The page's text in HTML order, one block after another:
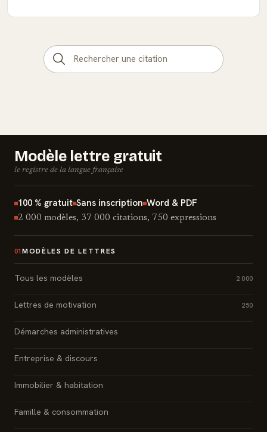
Modèle lettre gratuit
le registre de la langue française
100 % gratuit Sans inscription Word & PDF
2 000 modèles, 37 000 citations, 750 expressions
01 MODÈLES DE LETTRES
Tous les modèles 2 000
Lettres de motivation 250
Démarches administratives
Entreprise & discours
Immobilier & habitation
Famille & consommation